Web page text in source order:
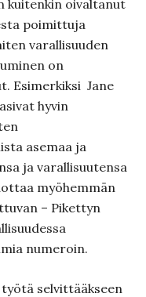
kuitenkin oivaltanut
poimittuja
varallisuuden
on
Esimerkiksi Jane
hyvin
asemaa ja
ja varallisuutensa
myöhemmän
– Pikettyn
numeroin.
selvittääkseen